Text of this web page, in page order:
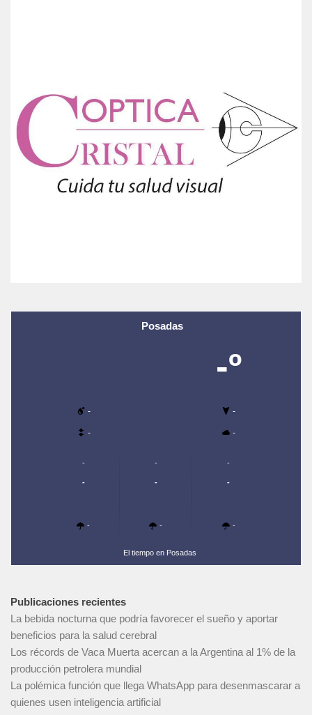
Posadas
-º
- -
- -
-
-
-
-
-
-
-
-
-
El tiempo en Posadas
Publicaciones recientes
La bebida nocturna que podría favorecer el sueño y aportar
beneficios para la salud cerebral
Los récords de Vaca Muerta acercan a la Argentina al 1% de la
producción petrolera mundial
La polémica función que llega WhatsApp para desenmascarar a
quienes usen inteligencia artificial